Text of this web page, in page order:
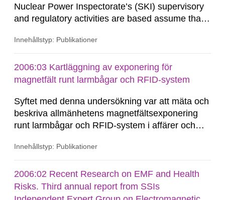
Nuclear Power Inspectorate’s (SKI) supervisory
and regulatory activities are based assume that
plant-specific defence-in-depth system will be
bears the undivided responsibility for safety. The
physical barriers are situated between the
Innehållstyp: Publikationer
2006:03 Kartläggning av exponering för
magnetfält runt larmbågar och RFID-system
Syftet med denna undersökning var att mäta och
beskriva allmänhetens magnetfältsexponering
runt larmbågar och RFID-system i affärer och
enligt svensk/europeisk standard. De uppmätta
Hz till 13,6 MHz. I undersökningen ingick
akustomagnetiska (AM),...
Innehållstyp: Publikationer
2006:02 Recent Research on EMF and Health
Risks. Third annual report from SSIs